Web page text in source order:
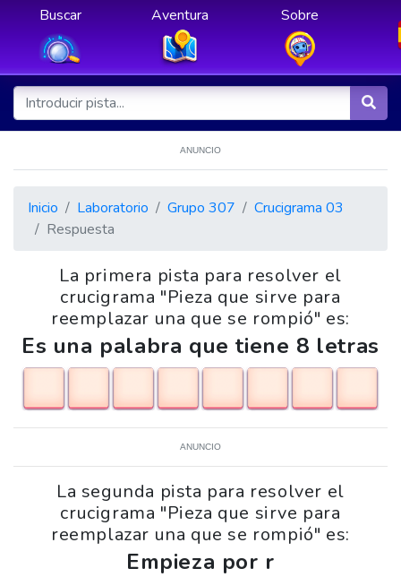
Buscar Aventura Sobre
ANUNCIO
Inicio Laboratorio Grupo 307
Crucigrama 03
Respuesta
La primera pista para resolver el
crucigrama "Pieza que sirve para
reemplazar una que se rompió" es:
Es una palabra que tiene 8 letras
ANUNCIO
La segunda pista para resolver el
crucigrama "Pieza que sirve para
reemplazar una que se rompió" es:
Empieza por r